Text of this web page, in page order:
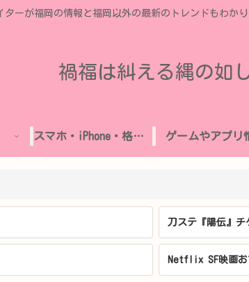
ターが福岡の情報と福岡以外の最新のトレンドもわか
禍福は糾える縄の如
スマホ・iPhone・格安SIM ゲームやアプリ
刀ステ『陽伝』チ
Netflix SF映画お